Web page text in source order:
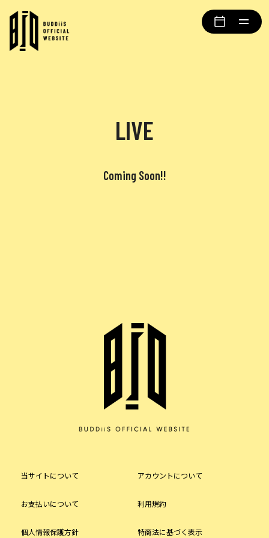
LIVE
Coming Soon!!
当サイトについて アカウントについて
お支払いについて 利用規約
個人情報保護方針 特商法に基づく表示